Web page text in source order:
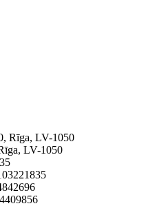
Rīga, LV-1050
LV-1050